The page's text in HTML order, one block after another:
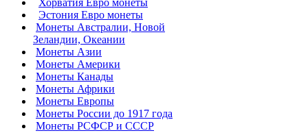
Хорватия Евро монеты
Эстония Евро монеты
Монеты Австралии, Новой
Зеландии, Океании
Монеты Азии
Монеты Америки
Монеты Канады
Монеты Африки
Монеты Европы
Монеты России до 1917 года
Монеты РСФСР и СССР